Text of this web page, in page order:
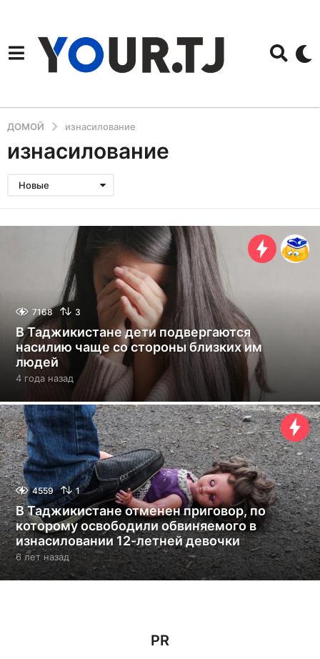
ДОМОЙ изнасилование
изнасилование
Новые
7168 3
В Таджикистане дети подвергаются
насилию чаще со стороны близких им
людей
4 года назад 4
о
д
а
н
а
з
а
д
4559 1
В Таджикистане отменен приговор, по
которому освободили обвиняемого в
изнасиловании 12-летней девочки
6 лет назад 6
л
е
PR